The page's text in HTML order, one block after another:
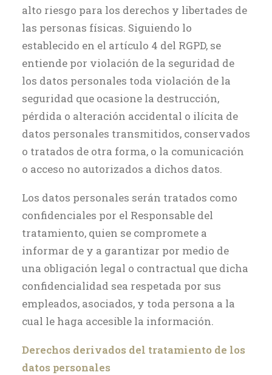
alto riesgo para los derechos y libertades de
las personas físicas. Siguiendo lo
establecido en el artículo 4 del RGPD, se
entiende por violación de la seguridad de
los datos personales toda violación de la
seguridad que ocasione la destrucción,
pérdida o alteración accidental o ilícita de
datos personales transmitidos, conservados
o tratados de otra forma, o la comunicación
o acceso no autorizados a dichos datos.
Los datos personales serán tratados como
confidenciales por el Responsable del
tratamiento, quien se compromete a
informar de y a garantizar por medio de
una obligación legal o contractual que dicha
confidencialidad sea respetada por sus
empleados, asociados, y toda persona a la
cual le haga accesible la información.
Derechos derivados del tratamiento de los
datos personales